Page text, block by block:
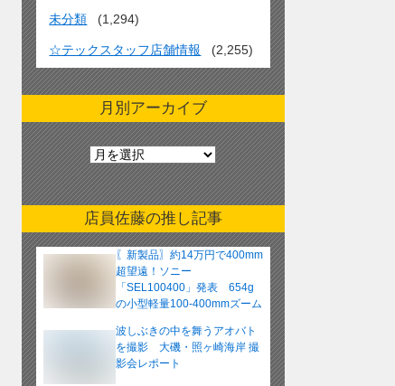
未分類 (1,294)
☆テックスタッフ店舗情報 (2,255)
月別アーカイブ
月
別
ア
ー
カ
イ
店員佐藤の推し記事
〖新製品〗約14万円で400mm
超望遠！ソニー
「SEL100400」発表 654g
の小型軽量100-400mmズーム
波しぶきの中を舞うアオバト
を撮影 大磯・照ヶ崎海岸 撮
影会レポート